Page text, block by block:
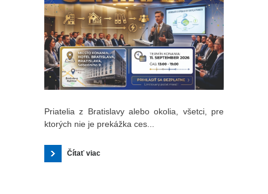
Priatelia z Bratislavy alebo okolia, všetci, pre
ktorých nie je prekážka ces...
Čítať viac